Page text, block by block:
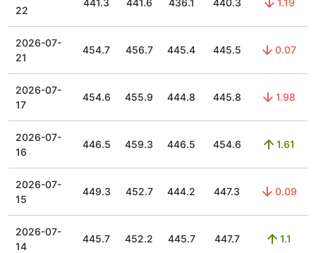
22
441.3 441.6 436.1 440.3 1.19
2026-07-
21
454.7 456.7 445.4 445.5 0.07
2026-07-
17
454.6 455.9 444.8 445.8 1.98
2026-07-
16
446.5 459.3 446.5 454.6 1.61
2026-07-
15
449.3 452.7 444.2 447.3 0.09
2026-07-
14
445.7 452.2 445.7 447.7 1.1